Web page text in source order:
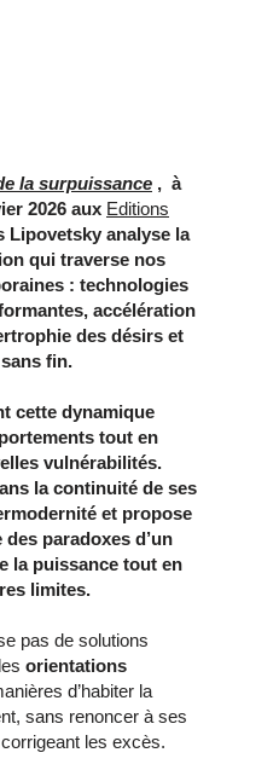
la surpuissance , à
2026 aux Editions
Lipovetsky analyse la
qui traverse nos
: technologies
accélération
des désirs et
fin.
cette dynamique
tout en
vulnérabilités.
la continuité de ses
et propose
paradoxes d’un
la puissance tout en
limites.
pas de solutions
orientations
d’habiter la
sans renoncer à ses
les excès.